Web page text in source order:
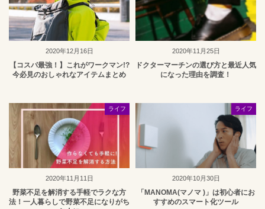
2020年12月16日
【コスパ最強！】これがワークマン!?
今必見のおしゃれなアイテムまとめ
2020年11月25日
ドクターマーチンの選び方と最近人気
になった理由を調査！
2020年11月11日
ライフ
野菜不足を解消する手軽でラクな方
法！一人暮らしで野菜不足になりがち
2020年10月30日
ライフ
「MANOMA(マノマ )」は初心者にお
すすめのスマート化ツール